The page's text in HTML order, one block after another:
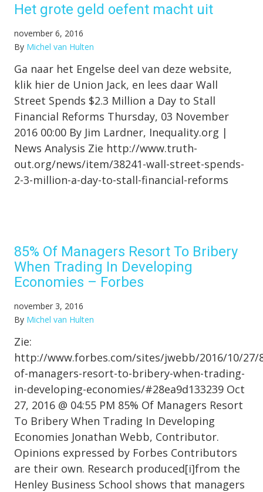
Het grote geld oefent macht uit
november 6, 2016
By Michel van Hulten
Ga naar het Engelse deel van deze website,
klik hier de Union Jack, en lees daar Wall
Street Spends $2.3 Million a Day to Stall
Financial Reforms Thursday, 03 November
2016 00:00 By Jim Lardner, Inequality.org |
News Analysis Zie http://www.truth-
out.org/news/item/38241-wall-street-spends-
2-3-million-a-day-to-stall-financial-reforms
85% Of Managers Resort To Bribery
When Trading In Developing
Economies – Forbes
november 3, 2016
By Michel van Hulten
Zie:
http://www.forbes.com/sites/jwebb/2016/10/27/
of-managers-resort-to-bribery-when-trading-
in-developing-economies/#28ea9d133239 Oct
27, 2016 @ 04:55 PM 85% Of Managers Resort
To Bribery When Trading In Developing
Economies Jonathan Webb, Contributor.
Opinions expressed by Forbes Contributors
are their own. Research produced[i]from the
Henley Business School shows that managers